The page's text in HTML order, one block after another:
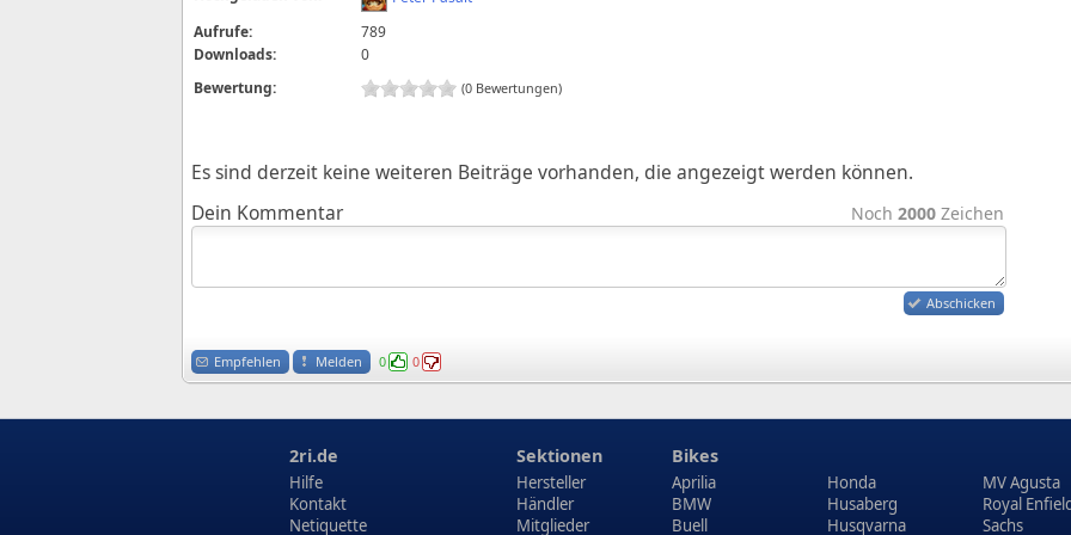
Aufrufe:
789
Downloads:
0
Bewertung:
(0 Bewertungen)
Es sind derzeit keine weiteren Beiträge vorhanden, die angezeigt werden können.
Noch 2000 Zeichen
Dein Kommentar
Abschicken
Empfehlen Melden 0 0
2ri.de
Hilfe
Kontakt
Netiquette
Sektionen
Hersteller
Händler
Mitglieder
Bikes
Aprilia
BMW
Buell
Honda
Husaberg
Husqvarna
MV Agusta
Royal
Sachs